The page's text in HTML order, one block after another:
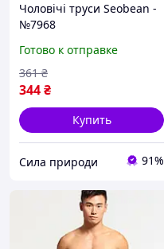
Чоловічі труси Seobean -
№7968
Готово к отправке
344₴
361 ₴
Купить
Сила природи 91%